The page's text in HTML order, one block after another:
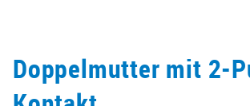
Doppelmutter mit 2-